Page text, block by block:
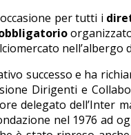
per tutti i
nell’albergo
successo e ha
Dirigenti e
delegato dell’Inter
nel 1976 ad